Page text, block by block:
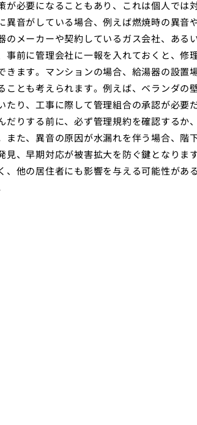
必要になることもあり、これは個人では
音がしている場合、例えば燃焼時の異音
メーカーや契約しているガス会社、ある
前に管理会社に一報を入れておくと、修
ます。マンションの場合、給湯器の設置
とも考えられます。例えば、ベランダの
り、工事に際して管理組合の承認が必要
りする前に、必ず管理規約を確認するか
た、異音の原因が水漏れを伴う場合、階
、早期対応が被害拡大を防ぐ鍵となりま
他の居住者にも影響を与える可能性があ